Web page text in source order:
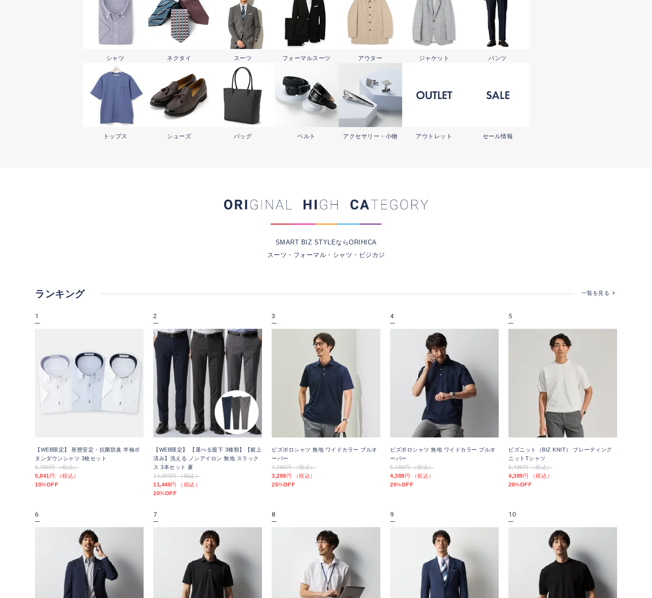
シャツ ネクタイ スーツ フォーマルスーツ アウター ジャケット パンツ
トップス シューズ バッグ ベルト アクセサリー・ 小物 アウトレット セール情報
SMART BIZ STYLEならORIHICA
スーツ・フォーマル・シャツ・ビジカジ
ランキング 一覧を見る
1
【WEB限定】 形態安定・抗菌防臭 半袖ボ
タンダウンシャツ 3枚セット
6,490円 （税込）
5,841 円 （税込）
10%OFF
2
【WEB限定】 【選べる股下 3種類】【裾上
済み】洗える ノンアイロン 無地 スラック
ス 3本セット 夏
14,300円 （税込）
11,440円 （税込）
20%OFF
3
ビズポロシャツ 無地 ワイドカラー プルオ
ーバー
4,389円 （税込）
3,289円 （税込）
25%OFF
4
ビズポロシャツ 無地 ワイドカラー プルオ
ーバー
5,489円 （税込）
4,389円 （税込）
20%OFF
5
ビズニット（BIZ KNIT） プレーティング
ニットTシャツ
5,489円 （税込）
4,389円 （税込）
20%OFF
6 7 8 9 10